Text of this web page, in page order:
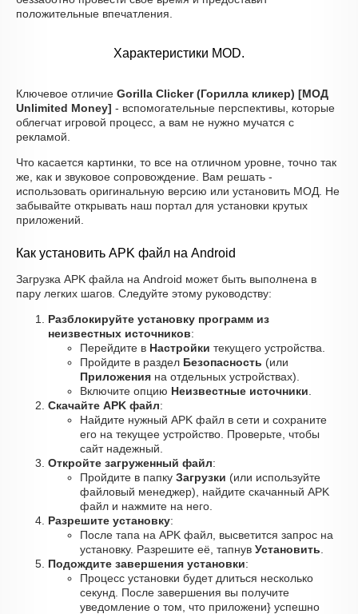
положительные впечатления.
Характеристики MOD.
Ключевое отличие Gorilla Clicker (Горилла кликер) [МОД
Unlimited Money] - вспомогательные перспективы, которые
облегчат игровой процесс, а вам не нужно мучатся с
рекламой.
Что касается картинки, то все на отличном уровне, точно так
же, как и звуковое сопровождение. Вам решать -
использовать оригинальную версию или установить МОД. Не
забывайте открывать наш портал для установки крутых
приложений.
Как установить APK файл на Android
Загрузка APK файла на Android может быть выполнена в
пару легких шагов. Следуйте этому руководству:
Разблокируйте установку программ из
неизвестных источников:
Перейдите в Настройки текущего устройства.
Пройдите в раздел Безопасность (или
Приложения на отдельных устройствах).
Включите опцию Неизвестные источники
Скачайте APK файл:
Найдите нужный APK файл в сети и сохраните
его на текущее устройство. Проверьте, чтобы
сайт надежный.
Откройте загруженный файл:
Пройдите в папку Загрузки (или используйте
файловый менеджер), найдите скачанный APK
файл и нажмите на него.
Разрешите установку:
После тапа на APK файл, высветится запрос на
установку. Разрешите её, тапнув Установить
Подождите завершения установки:
Процесс установки будет длиться несколько
секунд. После завершения вы получите
уведомление о том, что приложени} успешно